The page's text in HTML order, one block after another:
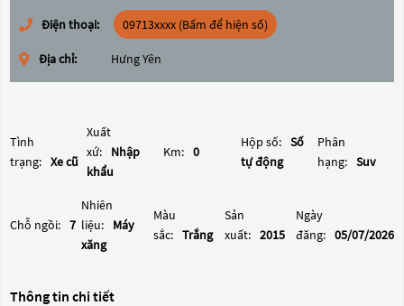
Điện thoại: 09713xxxx (Bấm để hiện số)
Địa chỉ: Hưng Yên
Tình
trạng: Xe cũ
Xuất
xứ:
Nhập
khẩu
Km: 0
Hộp số: Số
tự động
Phân
hạng: Suv
Chỗ ngồi: 7
Nhiên
liệu:
Máy
xăng
Màu
sắc: Trắng
Sản
xuất: 2015
Ngày
đăng: 05/07/2026
Thông tin chi tiết